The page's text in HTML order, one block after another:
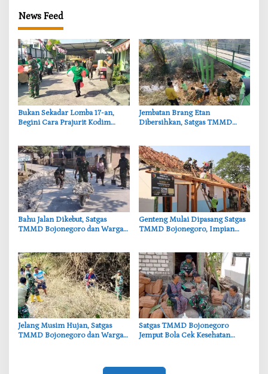
News Feed
‎Bukan Sekadar Lomba 17-an,
Begini Cara Prajurit Kodim
‎Jembatan Brang Etan
Dibersihkan, Satgas TMMD
‎Bahu Jalan Dikebut, Satgas
TMMD Bojonegoro dan Warga
‎Genteng Mulai Dipasang Satgas
TMMD Bojonegoro, Impian
‎Jelang Musim Hujan, Satgas
TMMD Bojonegoro dan Warga
‎Satgas TMMD Bojonegoro
Jemput Bola Cek Kesehatan